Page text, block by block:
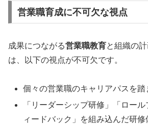
営業職育成に不可欠な視点
成果につながる営業職教育と組織の
は、以下の視点が不可欠です。
個々の営業職のキャリアパスを踏
「リーダーシップ研修」「ロー
ィードバック」を組み込んだ研修